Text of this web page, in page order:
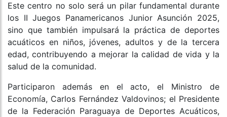
Este centro no solo será un pilar fundamental durante
los II Juegos Panamericanos Junior Asunción 2025,
sino que también impulsará la práctica de deportes
acuáticos en niños, jóvenes, adultos y de la tercera
edad, contribuyendo a mejorar la calidad de vida y la
salud de la comunidad.
Participaron además en el acto, el Ministro de
Economía, Carlos Fernández Valdovinos; el Presidente
de la Federación Paraguaya de Deportes Acuáticos,